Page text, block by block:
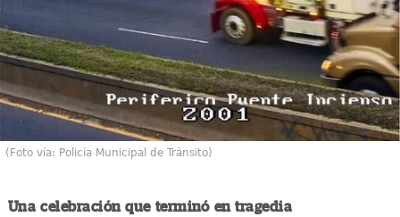
(Foto vía: Policía Municipal de Tránsito)
Una celebración que terminó en tragedia